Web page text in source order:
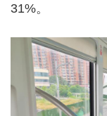
31%。